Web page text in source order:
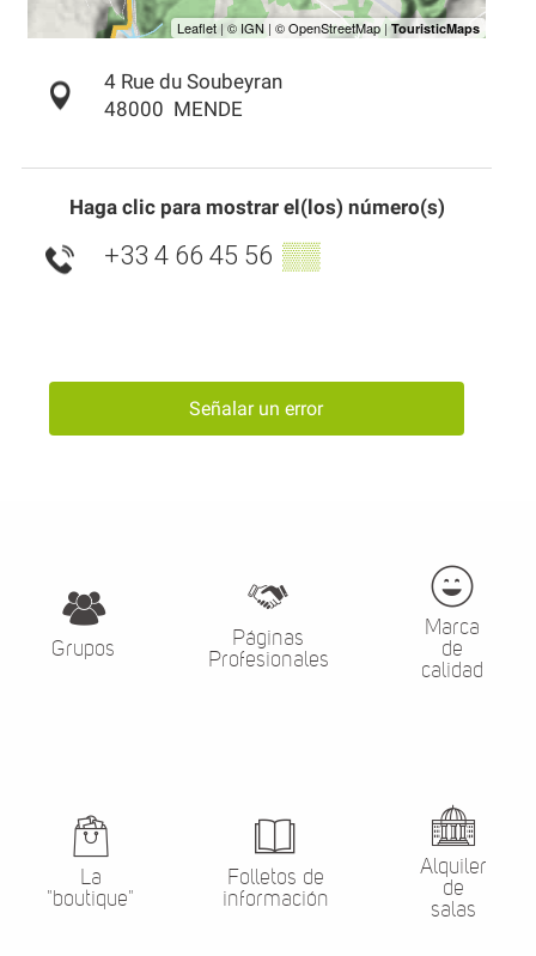
4 Rue du Soubeyran
48000 MENDE
Haga clic para mostrar el(los) número(s)
+33 4 66 45 56 ▒▒
Señalar un error
Grupos
Páginas
Profesionales
Marca
de
calidad
La
"boutique"
Folletos de
información
Alquiler
de
salas